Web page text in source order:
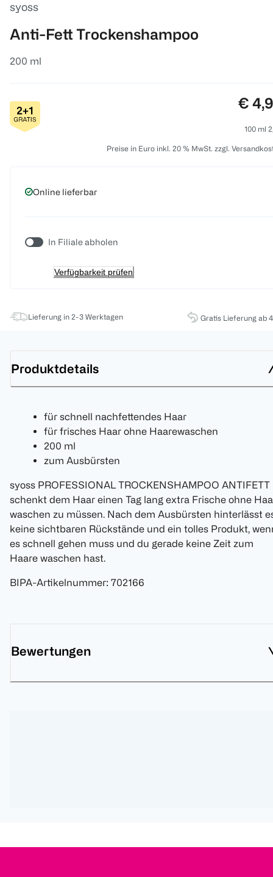
syoss
Anti-Fett Trockenshampoo
200 ml
€
100 ml
Preise in Euro inkl. 20 % MwSt. zzgl.
Online lieferbar
In Filiale abholen
Verfügbarkeit prüfen
Lieferung in 2-3 Werktagen Gratis Lieferung ab
Produktdetails
für schnell nachfettendes Haar
für frisches Haar ohne Haarewaschen
200 ml
zum Ausbürsten
syoss PROFESSIONAL TROCKENSHAMPOO ANTIFETT
schenkt dem Haar einen Tag lang extra Frische ohne
waschen zu müssen. Nach dem Ausbürsten hinterlässt
keine sichtbaren Rückstände und ein tolles Produkt,
es schnell gehen muss und du gerade keine Zeit zum
Haare waschen hast.
BIPA-Artikelnummer: 702166
Bewertungen